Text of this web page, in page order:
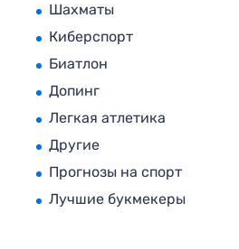
Шахматы
Киберспорт
Биатлон
Допинг
Легкая атлетика
Другие
Прогнозы на спорт
Лучшие букмекеры